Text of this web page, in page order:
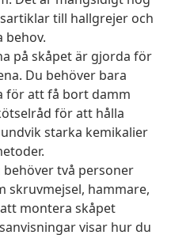
till hallgrejer och
behov.
på skåpet är gjorda för
Du behöver bara
för att få bort damm
för att hålla
starka kemikalier
behöver två personer
skruvmejsel, hammare,
montera skåpet
visar hur du